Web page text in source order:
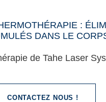
:
DANS LE
de Tahe Laser
CONTACTEZ NOUS !